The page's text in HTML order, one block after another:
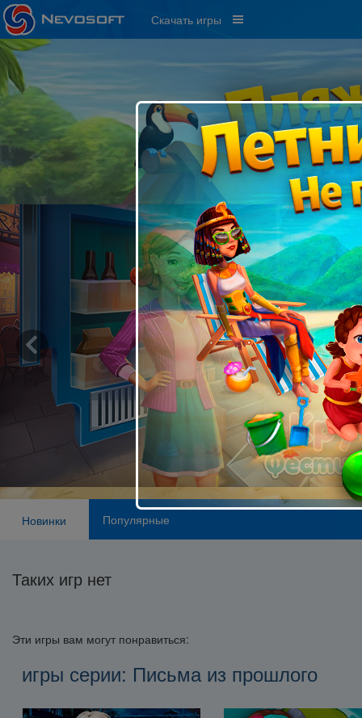
Скачать игры
Новинки Популярные
Таких игр нет
Эти игры вам могут понравиться:
игры серии: Письма из прошлого